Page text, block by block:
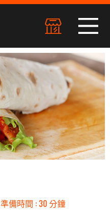
準備時間 : 30 分鐘